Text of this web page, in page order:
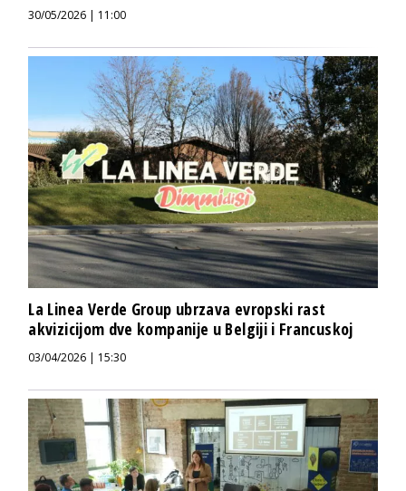
30/05/2026 | 11:00
La Linea Verde Group ubrzava evropski rast
akvizicijom dve kompanije u Belgiji i Francuskoj
03/04/2026 | 15:30